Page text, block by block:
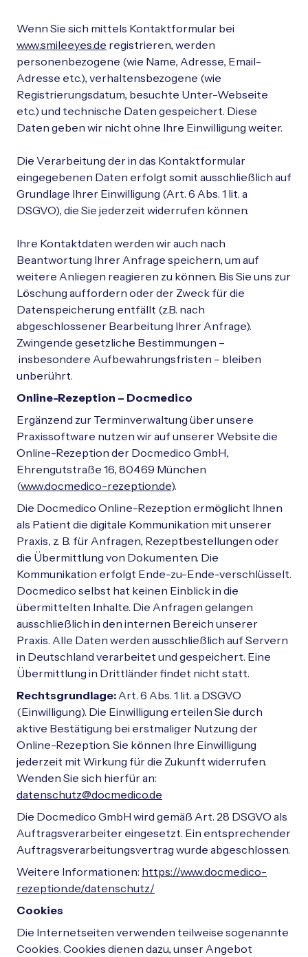
Wenn Sie sich mittels Kontaktformular bei
www.smileeyes.de registrieren, werden
personenbezogene (wie Name, Adresse, Email-
Adresse etc.), verhaltensbezogene (wie
Registrierungsdatum, besuchte Unter-Webseite
etc.) und technische Daten gespeichert. Diese
Daten geben wir nicht ohne Ihre Einwilligung weiter.
Die Verarbeitung der in das Kontaktformular
eingegebenen Daten erfolgt somit ausschließlich auf
Grundlage Ihrer Einwilligung (Art. 6 Abs. 1 lit. a
DSGVO), die Sie jederzeit widerrufen können.
Ihre Kontaktdaten werden wir auch nach
Beantwortung Ihrer Anfrage speichern, um auf
weitere Anliegen reagieren zu können. Bis Sie uns zur
Löschung auffordern oder der Zweck für die
Datenspeicherung entfällt (z.B. nach
abgeschlossener Bearbeitung Ihrer Anfrage).
Zwingende gesetzliche Bestimmungen –
insbesondere Aufbewahrungsfristen – bleiben
unberührt.
Online-Rezeption – Docmedico
Ergänzend zur Terminverwaltung über unsere
Praxissoftware nutzen wir auf unserer Website die
Online-Rezeption der Docmedico GmbH,
Ehrengutstraße 16, 80469 München
(www.docmedico-rezeption.de).
Die Docmedico Online-Rezeption ermöglicht Ihnen
als Patient die digitale Kommunikation mit unserer
Praxis, z. B. für Anfragen, Rezeptbestellungen oder
die Übermittlung von Dokumenten. Die
Kommunikation erfolgt Ende-zu-Ende-verschlüsselt.
Docmedico selbst hat keinen Einblick in die
übermittelten Inhalte. Die Anfragen gelangen
ausschließlich in den internen Bereich unserer
Praxis. Alle Daten werden ausschließlich auf Servern
in Deutschland verarbeitet und gespeichert. Eine
Übermittlung in Drittländer findet nicht statt.
Rechtsgrundlage:Art. 6 Abs. 1 lit. a DSGVO
(Einwilligung). Die Einwilligung erteilen Sie durch
aktive Bestätigung bei erstmaliger Nutzung der
Online-Rezeption. Sie können Ihre Einwilligung
jederzeit mit Wirkung für die Zukunft widerrufen.
Wenden Sie sich hierfür an:
datenschutz@docmedico.de
Die Docmedico GmbH wird gemäß Art. 28 DSGVO als
Auftragsverarbeiter eingesetzt. Ein entsprechender
Auftragsverarbeitungsvertrag wurde abgeschlossen.
Weitere Informationen: https://www.docmedico-
rezeption.de/datenschutz/
Cookies
Die Internetseiten verwenden teilweise sogenannte
Cookies. Cookies dienen dazu, unser Angebot